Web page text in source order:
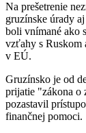
Na prešetrenie
gruzínske úrady
boli vnímané ako
vzťahy s Ruskom
v EÚ.
Gruzínsko je od
prijatie "zákona o
pozastavil
finančnej pomoci.